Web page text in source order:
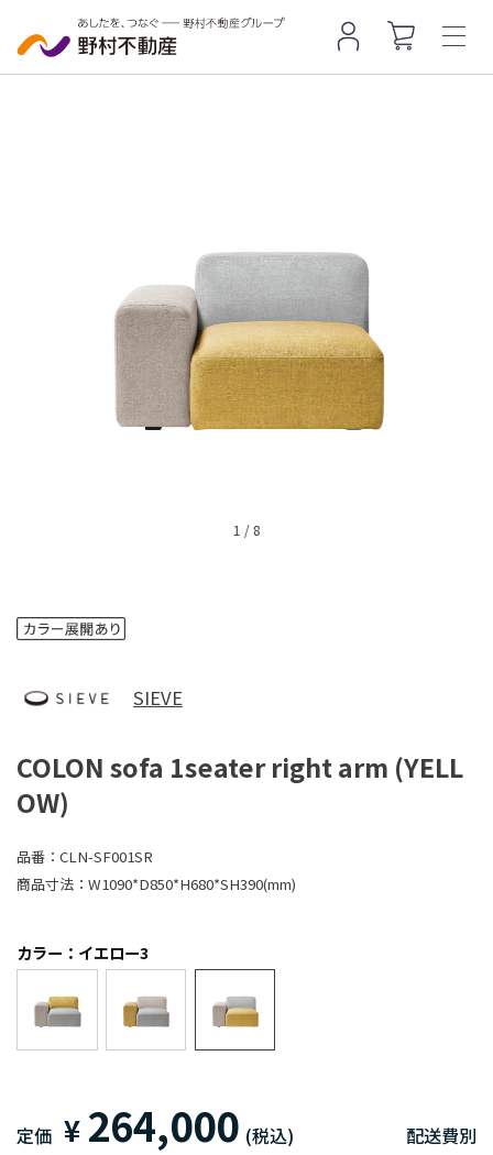
1 /8
SIEVE
COLON sofa 1seater right arm (YELL
OW)
品番： CLN-SF001SR
商品寸法： W1090*D850*H680*SH390(mm)
カラー：イエロー3
定価 ¥ 264,000 (税込) 配送費別